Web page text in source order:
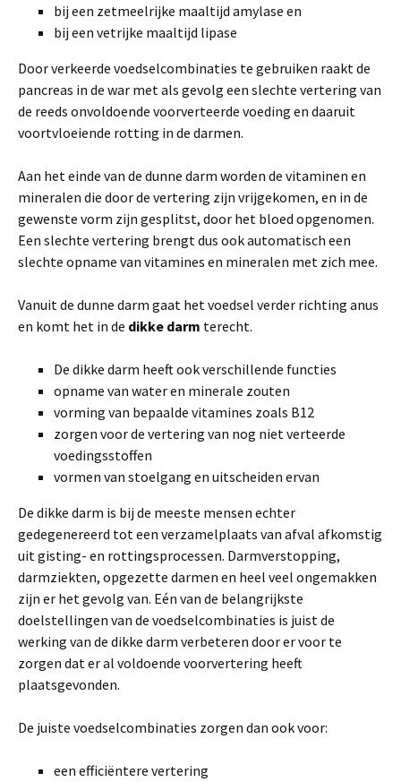
bij een zetmeelrijke maaltijd amylase en
bij een vetrijke maaltijd lipase
Door verkeerde voedselcombinaties te gebruiken raakt de
pancreas in de war met als gevolg een slechte vertering van
de reeds onvoldoende voorverteerde voeding en daaruit
voortvloeiende rotting in de darmen.
Aan het einde van de dunne darm worden de vitaminen en
mineralen die door de vertering zijn vrijgekomen, en in de
gewenste vorm zijn gesplitst, door het bloed opgenomen.
Een slechte vertering brengt dus ook automatisch een
slechte opname van vitamines en mineralen met zich mee.
Vanuit de dunne darm gaat het voedsel verder richting anus
en komt het in de dikke darm terecht.
De dikke darm heeft ook verschillende functies
opname van water en minerale zouten
vorming van bepaalde vitamines zoals B12
zorgen voor de vertering van nog niet verteerde
voedingsstoffen
vormen van stoelgang en uitscheiden ervan
De dikke darm is bij de meeste mensen echter
gedegenereerd tot een verzamelplaats van afval afkomstig
uit gisting- en rottingsprocessen. Darmverstopping,
darmziekten, opgezette darmen en heel veel ongemakken
zijn er het gevolg van. Eén van de belangrijkste
doelstellingen van de voedselcombinaties is juist de
werking van de dikke darm verbeteren door er voor te
zorgen dat er al voldoende voorvertering heeft
plaatsgevonden.
De juiste voedselcombinaties zorgen dan ook voor:
een efficiëntere vertering